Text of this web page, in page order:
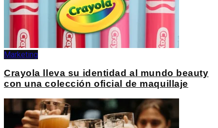
Marketing
Crayola lleva su identidad al mundo beauty
con una colección oficial de maquillaje